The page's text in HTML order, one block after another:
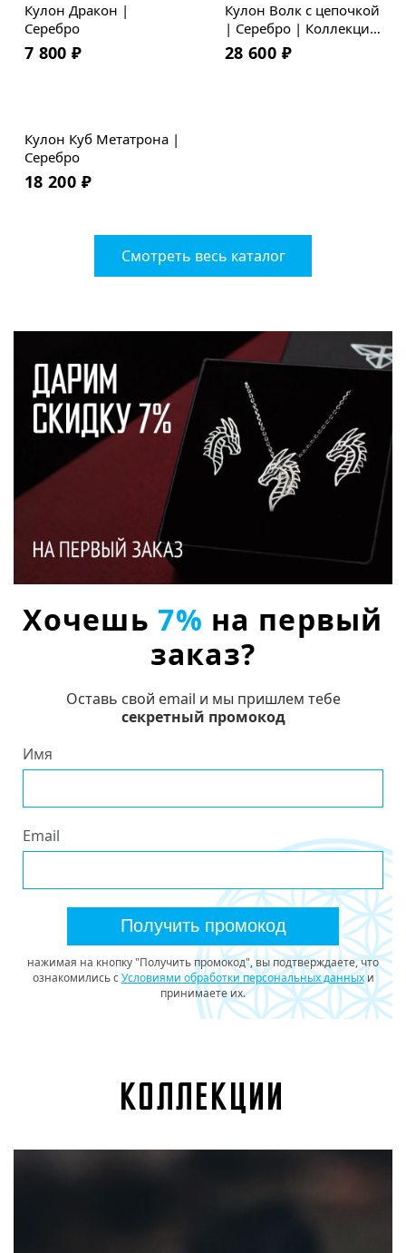
Кулон Дракон |
Серебро
7 800 ₽
Кулон Волк с цепочкой
| Серебро | Коллекция
Geometry
28 600 ₽
Кулон Куб Метатрона |
Серебро
18 200 ₽
Смотреть весь каталог
Хочешь7% на первый
заказ?
Оставь свой email и мы пришлем тебе
секретный промокод
Имя
Email
Получить промокод
нажимая на кнопку "Получить промокод", вы подтверждаете, что
ознакомились с Условиями обработки персональных данныхи
принимаете их.
КОЛЛЕКЦИИ